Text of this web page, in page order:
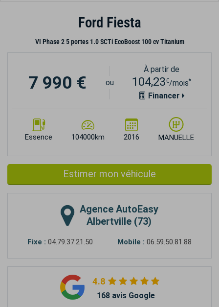
Ford Fiesta
VI Phase 2 5 portes 1.0 SCTi EcoBoost 100 cv Titanium
Essence 104000km 2016 MANUELLE
7 990 € ou
À partir de
104,23€/mois*
Financer
Estimer mon véhicule
Agence AutoEasy
Albertville (73)
Fixe : 04.79.37.21.50 Mobile : 06.59.50.81.88
4.8
168 avis Google